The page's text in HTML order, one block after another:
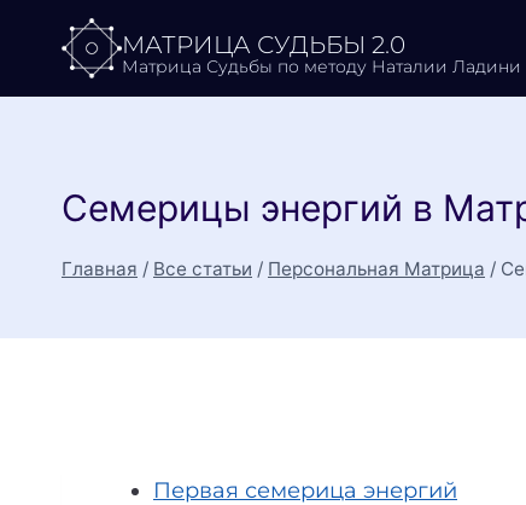
Перейти
содержимому
МАТРИЦА СУДЬБЫ 2.0
Матрица Судьбы по методу Наталии Ладини
Семерицы энергий в
Главная / Все статьи / Персональная Матрица /
Первая семерица энергий